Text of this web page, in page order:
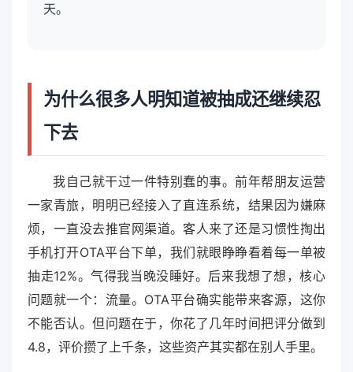
天。
为什么很多人明知道被抽成还继续忍
下去
我自己就干过一件特别蠢的事。前年帮朋友运营
一家青旅，明明已经接入了直连系统，结果因为嫌麻
烦，一直没去推官网渠道。客人来了还是习惯性掏出
手机打开OTA平台下单，我们就眼睁睁看着每一单被
抽走12%。气得我当晚没睡好。后来我想了想，核心
问题就一个：流量。OTA平台确实能带来客源，这你
不能否认。但问题在于，你花了几年时间把评分做到
4.8，评价攒了上千条，这些资产其实都在别人手里。